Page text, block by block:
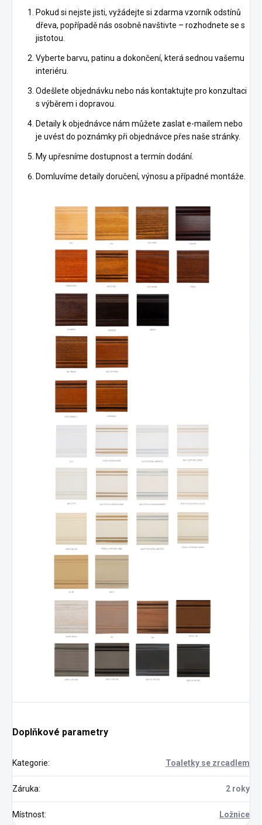
Pokud si nejste jisti, vyžádejte si zdarma vzorník odstínů
dřeva, popřípadě nás osobně navštivte – rozhodnete se s
jistotou.
Vyberte barvu, patinu a dokončení, která sednou vašemu
interiéru.
Odešlete objednávku nebo nás kontaktujte pro konzultaci
s výběrem i dopravou.
Detaily k objednávce nám můžete zaslat e-mailem nebo
je uvést do poznámky při objednávce přes naše stránky.
My upřesníme dostupnost a termín dodání.
Domluvíme detaily doručení, výnosu a případné montáže.
Doplňkové parametry
Kategorie: Toaletky se zrcadlem
Záruka: 2 roky
Místnost: Ložnice